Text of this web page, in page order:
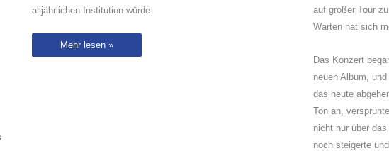
alljährlichen Institution würde.
„Étoiles“
Mehr lesen »
auf großer Tour
Warten hat sich
Das Konzert
neuen Album,
das heute
Ton an,
nicht nur über
noch steigerte